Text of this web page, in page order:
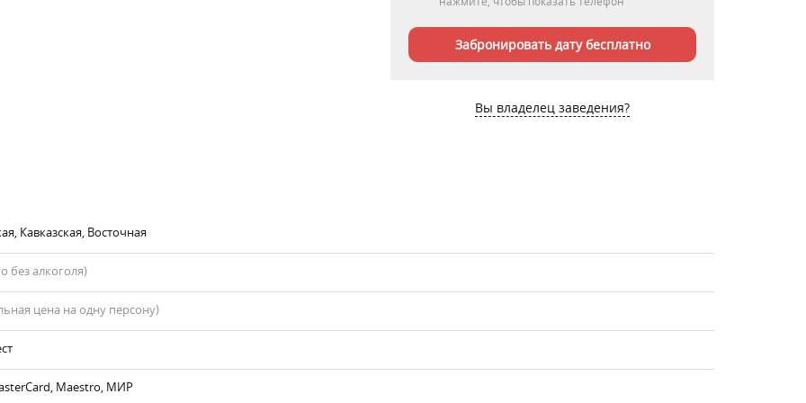
Забронировать дату бесплатно
Вы владелец заведения?
Кавказская, Восточная
без алкоголя)
цена на одну персону)
Maestro, МИР